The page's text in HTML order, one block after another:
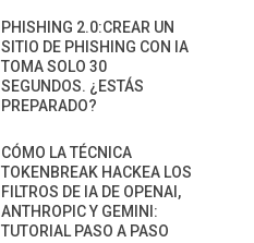
PHISHING 2.0:CREAR UN
SITIO DE PHISHING CON IA
TOMA SOLO 30
SEGUNDOS. ¿ESTÁS
PREPARADO?
CÓMO LA TÉCNICA
TOKENBREAK HACKEA LOS
FILTROS DE IA DE OPENAI,
ANTHROPIC Y GEMINI:
TUTORIAL PASO A PASO